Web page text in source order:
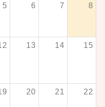
5 6 7 8
13 14 15
20 21 22